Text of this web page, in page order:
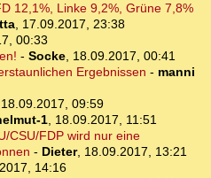
12,1%, Linke 9,2%, Grüne 7,8%
, 17.09.2017, 23:38
00:33
- Socke, 18.09.2017, 00:41
Ergebnissen - manni
18.09.2017, 09:59
1, 18.09.2017, 11:51
CSU/FDP wird nur eine
- Dieter, 18.09.2017, 13:21
14:16